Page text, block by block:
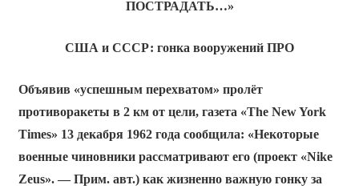
ПОСТРАДАТЬ…»
США и СССР: гонка вооружений ПРО
Объявив «успешным перехватом» пролёт
противоракеты в 2 км от цели, газета «The New York
Times» 13 декабря 1962 года сообщила: «Некоторые
военные чиновники рассматривают его (проект «Nike
Zeus». — Прим. авт.) как жизненно важную гонку за